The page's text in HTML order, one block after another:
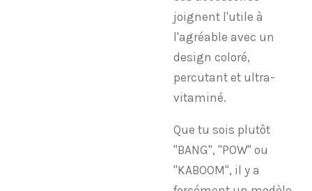
joignent l'utile à
l'agréable avec un
design coloré,
percutant et ultra-
vitaminé.
​Que tu sois plutôt
"BANG", "POW" ou
"KABOOM", il y a